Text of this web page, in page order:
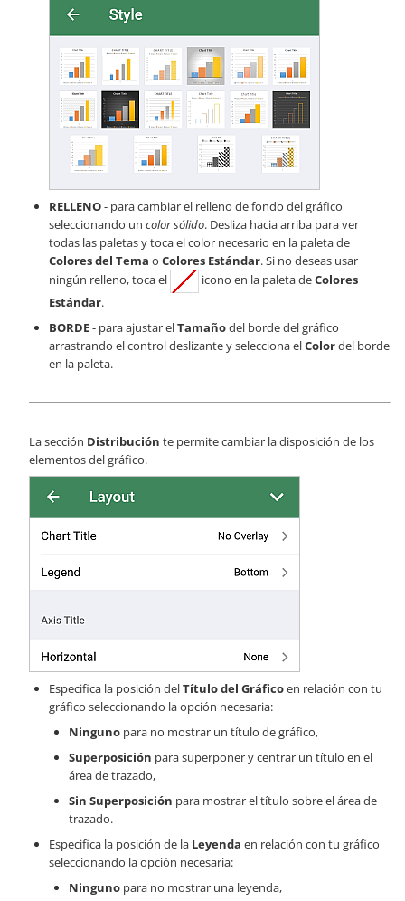
RELLENO- para cambiar el relleno de fondo del gráfico
seleccionando un color sólido. Desliza hacia arriba para ver
todas las paletas y toca el color necesario en la paleta de
Colores del Tema o Colores Estándar. Si no deseas usar
ningún relleno, toca el
icono en la paleta deColores
Estándar.
BORDE- para ajustar elTamañodel borde del gráfico
arrastrando el control deslizante y selecciona elColordel borde
en la paleta.
La sección Distribución te permite cambiar la disposición de los
elementos del gráfico.
Especifica la posición delTítulo del Gráficoen relación con tu
gráfico seleccionando la opción necesaria:
Ninguno para no mostrar un título de gráfico,
Superposición para superponer y centrar un título en el
área de trazado,
Sin Superposición para mostrar el título sobre el área de
trazado.
Especifica la posición de la Leyenda en relación con tu gráfico
seleccionando la opción necesaria:
Ninguno para no mostrar una leyenda,